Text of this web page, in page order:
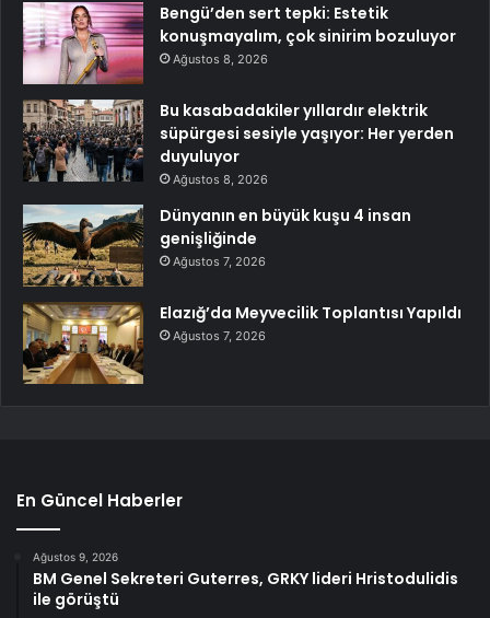
Bengü’den sert tepki: Estetik
konuşmayalım, çok sinirim bozuluyor
Ağustos 8, 2026
Bu kasabadakiler yıllardır elektrik
süpürgesi sesiyle yaşıyor: Her yerden
duyuluyor
Ağustos 8, 2026
Dünyanın en büyük kuşu 4 insan
genişliğinde
Ağustos 7, 2026
Elazığ’da Meyvecilik Toplantısı Yapıldı
Ağustos 7, 2026
En Güncel Haberler
Ağustos 9, 2026
BM Genel Sekreteri Guterres, GRKY lideri Hristodulidis
ile görüştü